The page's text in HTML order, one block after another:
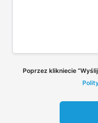
Poprzez klikniecie